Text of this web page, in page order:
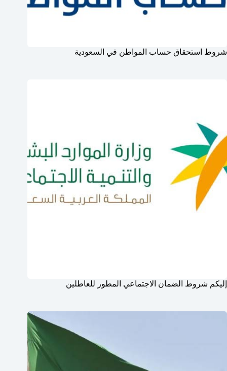
شروط استحقاق حساب المواطن في السعودية
إليكم شروط الضمان الاجتماعي المطور للعاطلين